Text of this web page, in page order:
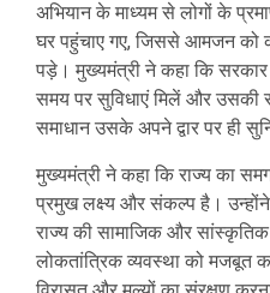
अभियान के माध्यम से लोगों के
घर पहुंचाए गए, जिससे आमजन को
पड़े। मुख्यमंत्री ने कहा कि सरकार
समय पर सुविधाएं मिलें और उसकी
समाधान उसके अपने द्वार पर ही
मुख्यमंत्री ने कहा कि राज्य का
प्रमुख लक्ष्य और संकल्प है।
राज्य की सामाजिक और
लोकतांत्रिक व्यवस्था को मजबूत